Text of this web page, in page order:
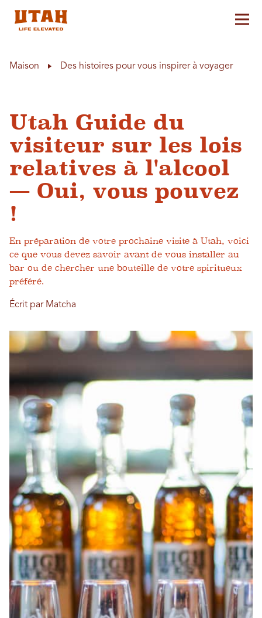
Maison Des histoires pour vous inspirer à voyager
Utah Guide du
visiteur sur les lois
relatives à l'alcool
— Oui, vous pouvez
!
En préparation de votre prochaine visite à Utah, voici
ce que vous devez savoir avant de vous installer au
bar ou de chercher une bouteille de votre spiritueux
préféré.
Écrit par Matcha